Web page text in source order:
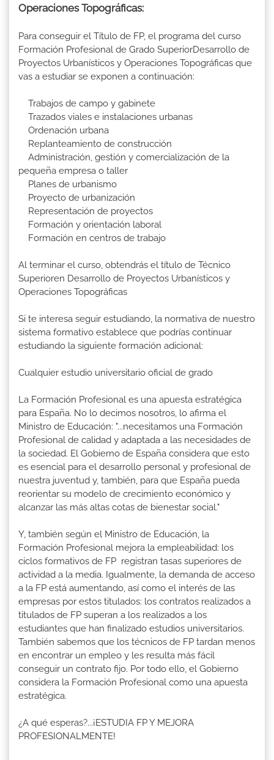
Operaciones Topográficas:
Para conseguir el Título de FP, el programa del curso
Formación Profesional de Grado SuperiorDesarrollo de
Proyectos Urbanísticos y Operaciones Topográficas que
vas a estudiar se exponen a continuación:
Trabajos de campo y gabinete
Trazados viales e instalaciones urbanas
Ordenación urbana
Replanteamiento de construcción
Administración, gestión y comercialización de la
pequeña empresa o taller
Planes de urbanismo
Proyecto de urbanización
Representación de proyectos
Formación y orientación laboral
Formación en centros de trabajo
Al terminar el curso, obtendrás el título de Técnico
Superioren Desarrollo de Proyectos Urbanísticos y
Operaciones Topográficas
Si te interesa seguir estudiando, la normativa de nuestro
sistema formativo establece que podrías continuar
estudiando la siguiente formación adicional:
Cualquier estudio universitario oficial de grado
La Formación Profesional es una apuesta estratégica
para España. No lo decimos nosotros, lo afirma el
Ministro de Educación: "...necesitamos una Formación
Profesional de calidad y adaptada a las necesidades de
la sociedad. El Gobierno de España considera que esto
es esencial para el desarrollo personal y profesional de
nuestra juventud y, también, para que España pueda
reorientar su modelo de crecimiento económico y
alcanzar las más altas cotas de bienestar social."
Y, también según el Ministro de Educación, la
Formación Profesional mejora la empleabilidad: los
ciclos formativos de FP registran tasas superiores de
actividad a la media. Igualmente, la demanda de acceso
a la FP está aumentando, así como el interés de las
empresas por estos titulados: los contratos realizados a
titulados de FP superan a los realizados a los
estudiantes que han finalizado estudios universitarios.
También sabemos que los técnicos de FP tardan menos
en encontrar un empleo y les resulta más fácil
conseguir un contrato fijo. Por todo ello, el Gobierno
considera la Formación Profesional como una apuesta
estratégica.
¿A qué esperas?...¡ESTUDIA FP Y MEJORA
PROFESIONALMENTE!